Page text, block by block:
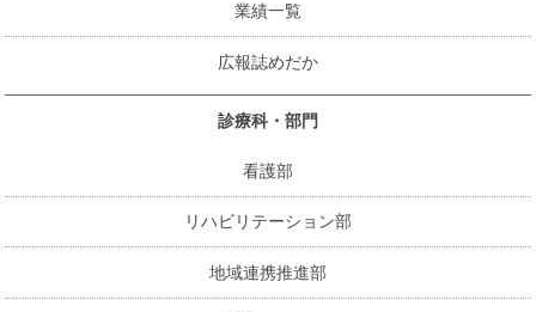
業績一覧
広報誌めだか
診療科・部門
看護部
リハビリテーション部
地域連携推進部